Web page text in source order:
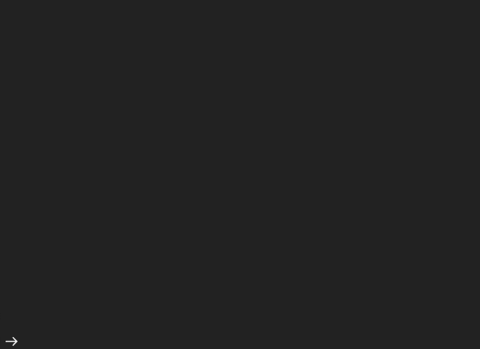
запись